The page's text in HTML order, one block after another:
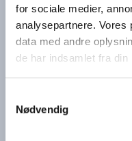
for sociale medier,
analysepartnere. Vores
data med andre
de har indsamlet fra
Nødvendig
8
Ca'n PicafortRolig
Ca’n